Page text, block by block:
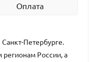
Оплата
Петербурге.
регионам России, а